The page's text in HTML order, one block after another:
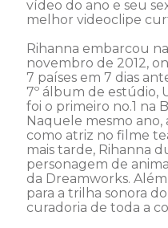
vídeo do ano e seu
melhor videoclipe
Rihanna embarcou
novembro de 2012,
7 países em 7 dias
7º álbum de estúdio,
foi o primeiro no.1 na
Naquele mesmo ano,
como atriz no filme
mais tarde, Rihanna
personagem de
da Dreamworks.
para a trilha sonora
curadoria de toda a